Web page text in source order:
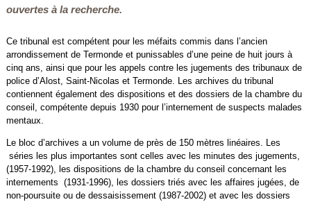
ouvertes à la recherche.
Ce tribunal est compétent pour les méfaits commis dans l’ancien
arrondissement de Termonde et punissables d’une peine de huit jours à
cinq ans, ainsi que pour les appels contre les jugements des tribunaux de
police d’Alost, Saint-Nicolas et Termonde. Les archives du tribunal
contiennent également des dispositions et des dossiers de la chambre du
conseil, compétente depuis 1930 pour l’internement de suspects malades
mentaux.
Le bloc d’archives a un volume de près de 150 mètres linéaires. Les
séries les plus importantes sont celles avec les minutes des jugements,
(1957-1992), les dispositions de la chambre du conseil concernant les
internements (1931-1996), les dossiers triés avec les affaires jugées, de
non-poursuite ou de dessaisissement (1987-2002) et avec les dossiers